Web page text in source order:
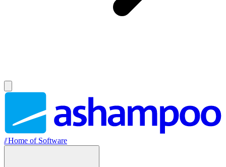
//Home of Software